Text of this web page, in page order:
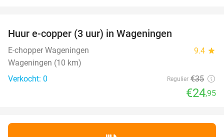
TODAY
Huur e-copper (3 uur) in Wageningen
E-chopper Wageningen 9.4 star
Wageningen (10 km)
Verkocht: 0
Regulier €35
€24,95